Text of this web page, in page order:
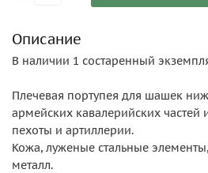
Описание
В наличии 1 состаренный
Плечевая портупея для шашек
армейских кавалерийских частей
пехоты и артиллерии.
Кожа, луженые стальные
металл.